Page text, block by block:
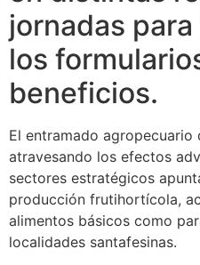
jornadas
los
beneficios.
El entramado agropecuario
atravesando los efectos
sectores estratégicos
producción frutihortícola,
alimentos básicos como
localidades santafesinas.